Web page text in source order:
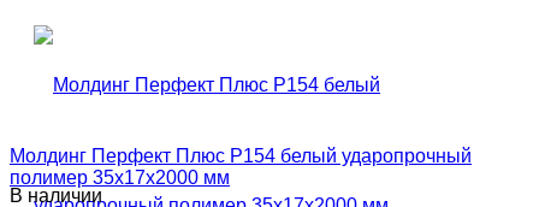
Молдинг Перфект Плюс P154 белый ударопрочный
полимер 35х17х2000 мм
В наличии